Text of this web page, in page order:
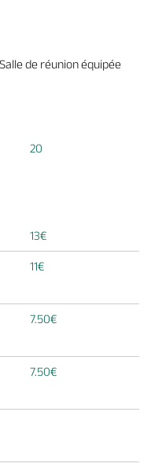
Salle de réunion équipée
20
13€
11€
7.50€
7.50€